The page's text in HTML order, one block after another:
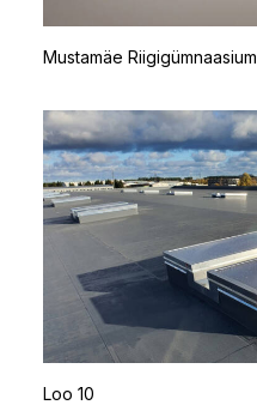
Mustamäe Riigigümnaasium
Loo 10